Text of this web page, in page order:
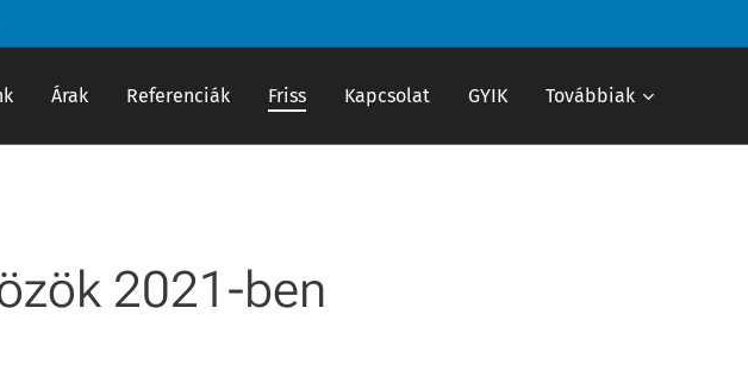
Árak Referenciák Friss Kapcsolat GYIK Továbbiak
2021-ben